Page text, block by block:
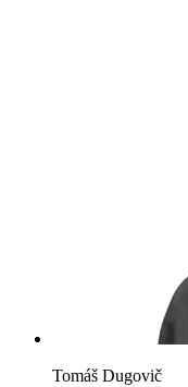
Tomáš Dugovič